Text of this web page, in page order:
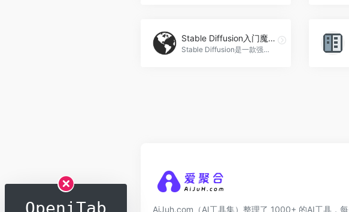
Stable Diffusion入门魔法书
Stable Diffusion是一款强大的图像生成AI，通过输入文字描述词（prompt），可以绘制出高质量的图像。它提供了多种模型供用户选择，包括大模型和微调模型，可以满足不同的图像生成需求，Stable Diffusion入门魔法书官网入口网址
AiJuh.com（AI工具集）整理了 1000+ 的AI工具，每